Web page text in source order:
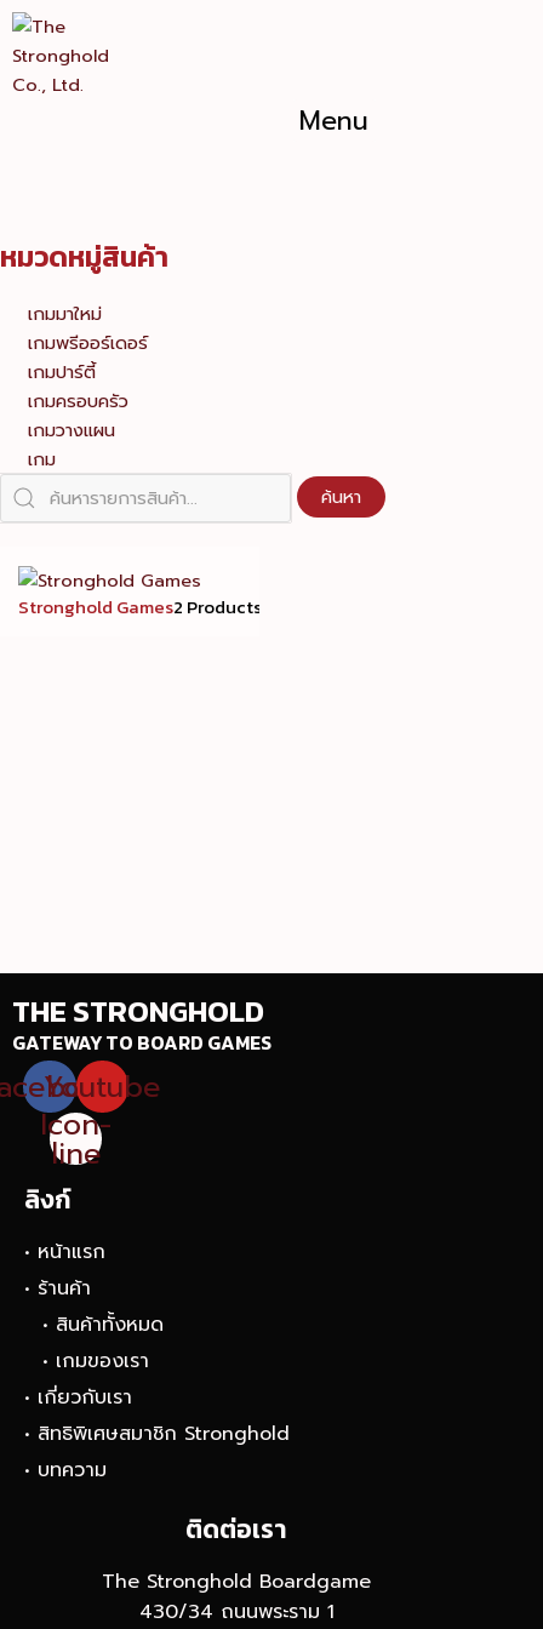
Skip
content
Menu
หมวดหมู่สินค้า
เกมมาใหม่
เกมพรีออร์เดอร์
เกมปาร์ตี้
เกมครอบครัว
เกมวางแผน
เกม
ค้นหา
Stronghold Games2 Products
THE STRONGHOLD
GATEWAY TO BOARD GAMES
Youtube
Icon-
line
ลิงก์
• หน้าแรก
• ร้านค้า
• สินค้าทั้งหมด
• เกมของเรา
• เกี่ยวกับเรา
• สิทธิพิเศษสมาชิก Stronghold
• บทความ
ติดต่อเรา
The Stronghold Boardgame
430/34 ถนนพระราม 1